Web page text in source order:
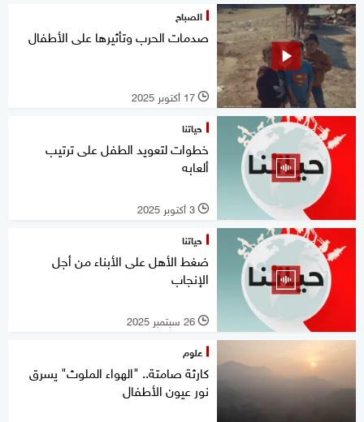
الصباح
صدمات الحرب وتأثيرها على الأطفال
l 17 أكتوبر 2025
حياتنا
خطوات لتعويد الطفل على ترتيب
ألعابه
l 3 أكتوبر 2025
حياتنا
ضغط الأهل على الأبناء من أجل
الإنجاب
l 26 سبتمبر 2025
علوم
كارثة صامتة.. "الهواء الملوث" يسرق
نور عيون الأطفال